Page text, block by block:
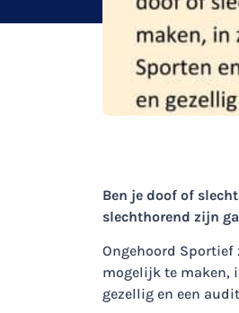
Ben je doof of
slechthorend zijn
Ongehoord Sportief
mogelijk te maken,
gezellig en een